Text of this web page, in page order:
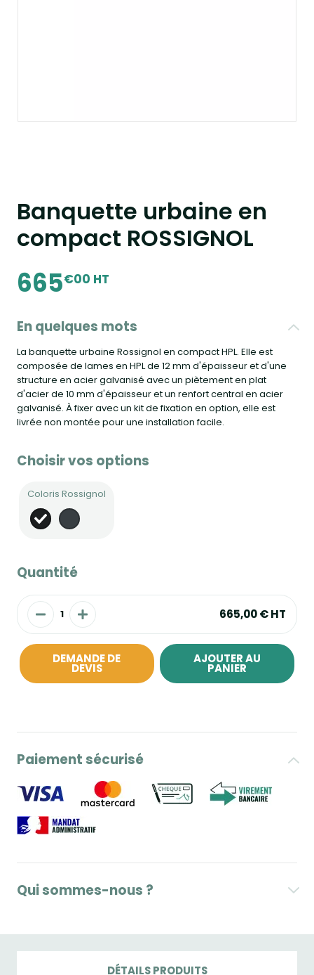
Banquette urbaine en
compact ROSSIGNOL
665€00 HT
En quelques mots
La banquette urbaine Rossignol en compact HPL. Elle est
composée de lames en HPL de 12 mm d'épaisseur et d'une
structure en acier galvanisé avec un piètement en plat
d'acier de 10 mm d'épaisseur et un renfort central en acier
galvanisé. À fixer avec un kit de fixation en option, elle est
livrée non montée pour une installation facile.
Choisir vos options
Coloris Rossignol
Quantité
665,00 €HT
DEMANDE DE
DEVIS
AJOUTER AU
PANIER
Paiement sécurisé
Qui sommes-nous ?
DÉTAILS PRODUITS